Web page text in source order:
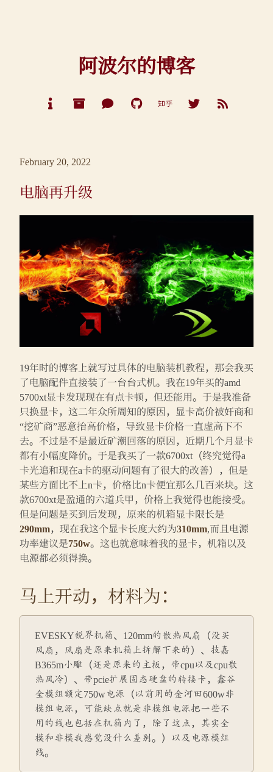
阿波尔的博客
February 20, 2022
电脑再升级
19年时的博客上就写过具体的电脑装机教程，那会我买
了电脑配件直接装了一台台式机。我在19年买的amd
5700xt显卡发现现在有点卡顿，但还能用。于是我准备
只换显卡，这二年众所周知的原因，显卡高价被奸商和
“挖矿商”恶意抬高价格，导致显卡价格一直虚高下不
去。不过是不是最近矿潮回落的原因，近期几个月显卡
都有小幅度降价。于是我买了一款6700xt（终究觉得a
卡光追和现在a卡的驱动问题有了很大的改善），但是
某些方面比不上n卡，价格比n卡便宜那么几百来块。这
款6700xt是盈通的六道兵甲，价格上我觉得也能接受。
但是问题是买到后发现，原来的机箱显卡限长是
290mm，现在我这个显卡长度大约为310mm,而且电源
功率建议是750w。这也就意味着我的显卡，机箱以及
电源都必须得换。
马上开动，材料为：
EVESKY锐界机箱、120mm的散热风扇（没买
风扇，风扇是原来机箱上拆解下来的）、技嘉
B365m小雕（还是原来的主板，带cpu以及cpu散
热风冷）、带pcie扩展固态硬盘的转接卡，鑫谷
全模组额定750w电源（以前用的金河田600w非
模组电源，可能缺点就是非模组电源把一些不
用的线也包括在机箱内了，除了这点，其实全
模和非模我感觉没什么差别。）以及电源模组
线。